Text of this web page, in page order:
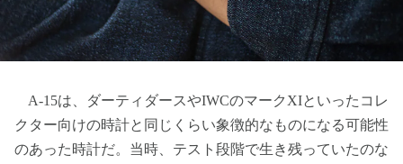
A-15は、ダーティダースやIWCのマークXIといったコレ
クター向けの時計と同じくらい象徴的なものになる可能性
のあった時計だ。当時、テスト段階で生き残っていたのな